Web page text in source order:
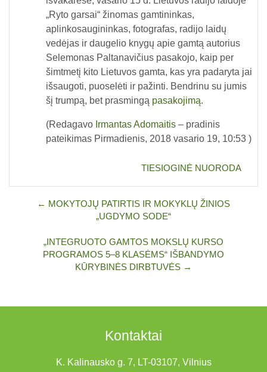
„Ryto garsai“ žinomas gamtininkas,
aplinkosaugininkas, fotografas, radijo laidų
vedėjas ir daugelio knygų apie gamtą autorius
Selemonas Paltanavičius pasakojo, kaip per
šimtmetį kito Lietuvos gamta, kas yra padaryta jai
išsaugoti, puoselėti ir pažinti. Bendrinu su jumis
šį trumpą, bet prasmingą pasakojimą.
(Redagavo Irmantas Adomaitis – pradinis
pateikimas Pirmadienis, 2018 vasario 19, 10:53 )
TIESIOGINĖ NUORODA
← MOKYTOJŲ PATIRTIS IR MOKYKLŲ ŽINIOS
„UGDYMO SODE“
„INTEGRUOTO GAMTOS MOKSLŲ KURSO
PROGRAMOS 5–8 KLASĖMS“ IŠBANDYMO
KŪRYBINĖS DIRBTUVĖS →
Kontaktai
K. Kalinausko g. 7, LT-03107, Vilnius